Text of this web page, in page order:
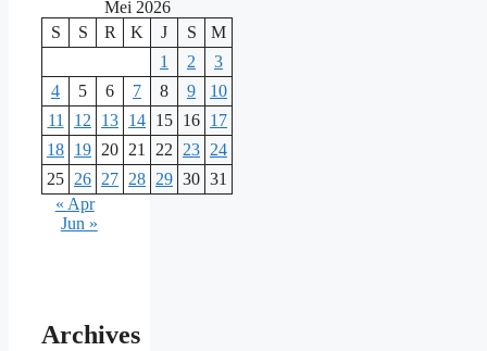
Mei 2026
S
S R K J S
M
1
2
3
4
5 6 7 8 9
10
11
12 13 14 15 16 17
18 19 20 21 22 23 24
25 26 27 28 29 30 31
« Apr
Jun »
Archives